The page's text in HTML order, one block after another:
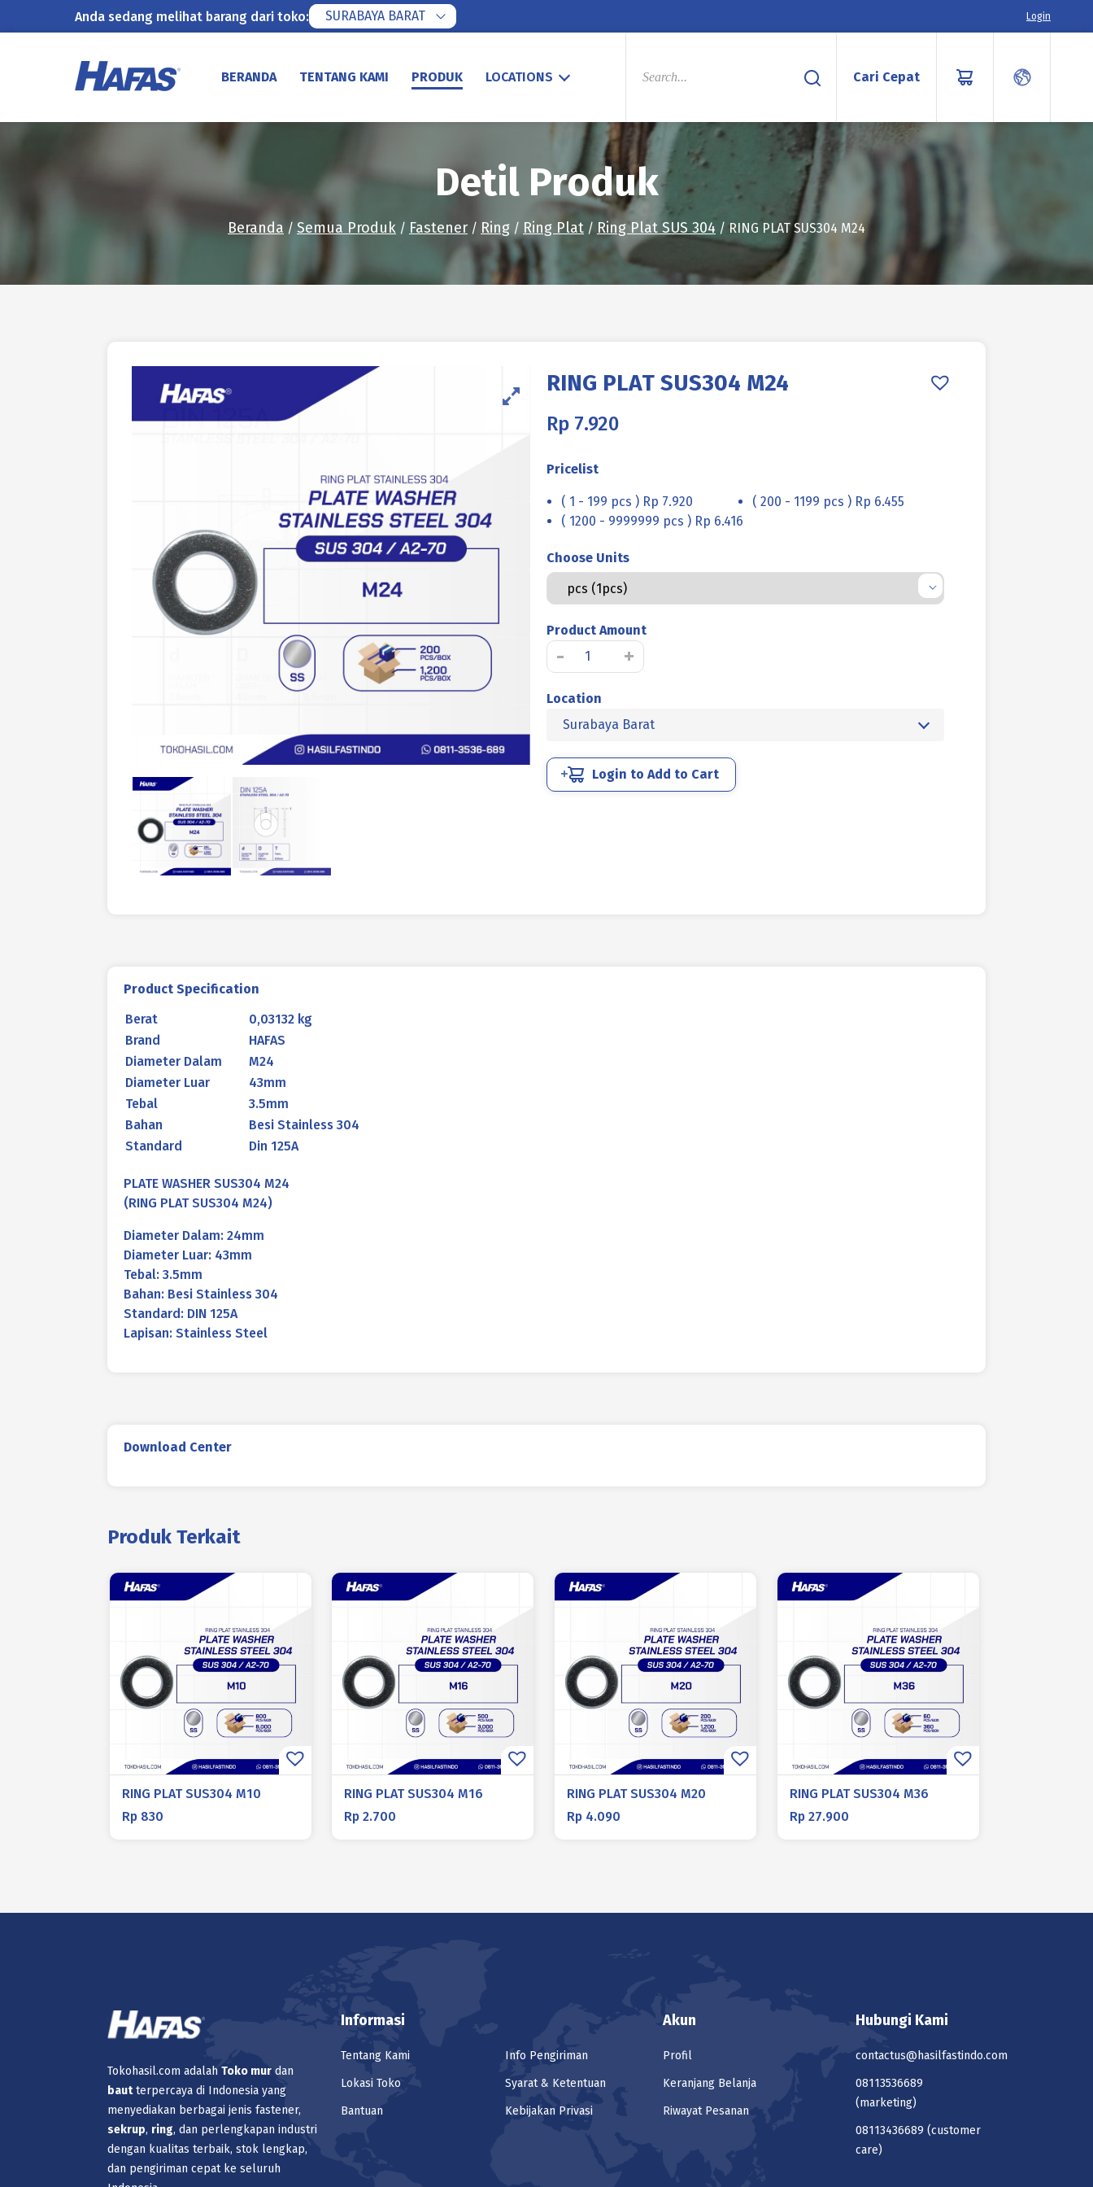
Anda sedang melihat barang dari toko: SURABAYA BARAT Login
BERANDA TENTANG KAMI PRODUK LOCATIONS
PRODUCTS
Cari Cepat
Detil Produk
Beranda / Semua Produk / Fastener / Ring / Ring Plat / Ring Plat SUS 304 / RING PLAT SUS304 M24
RING PLAT SUS304 M24
Rp 7.920
Pricelist
( 1 - 199 pcs ) Rp 7.920
( 200 - 1199 pcs ) Rp 6.455
( 1200 - 9999999 pcs ) Rp 6.416
Choose Units
Product Amount
-
Kuantitas
RING
PLAT
M24
+
Location
Surabaya Barat
Login to Add to Cart
Product Specification
Berat
0,03132 kg
Brand
HAFAS
Diameter Dalam
M24
Diameter Luar
43mm
Tebal
3.5mm
Bahan
Besi Stainless 304
Standard
Din 125A
PLATE WASHER SUS304 M24
(RING PLAT SUS304 M24)
Diameter Dalam: 24mm
Diameter Luar: 43mm
Tebal: 3.5mm
Bahan: Besi Stainless 304
Standard: DIN 125A
Lapisan: Stainless Steel
Download Center
Produk Terkait
RING PLAT SUS304 M10
Rp 830
RING PLAT SUS304 M16
Rp2.700
RING PLAT SUS304 M20
Rp 4.090
RING PLAT SUS304 M36
Rp 27.900
Tokohasil.com adalah Toko mur dan
bautterpercaya di Indonesia yang
menyediakan berbagai jenis fastener,
sekrup, ring, dan perlengkapan industri
dengan kualitas terbaik, stok lengkap,
dan pengiriman cepat ke seluruh
Informasi
Tentang Kami
Lokasi Toko
Bantuan
Info Pengiriman
Syarat & Ketentuan
Kebijakan Privasi
Akun
Profil
Keranjang Belanja
Riwayat Pesanan
Hubungi Kami
contactus@hasilfastindo.com
08113536689
(marketing)
08113436689 (customer
care)